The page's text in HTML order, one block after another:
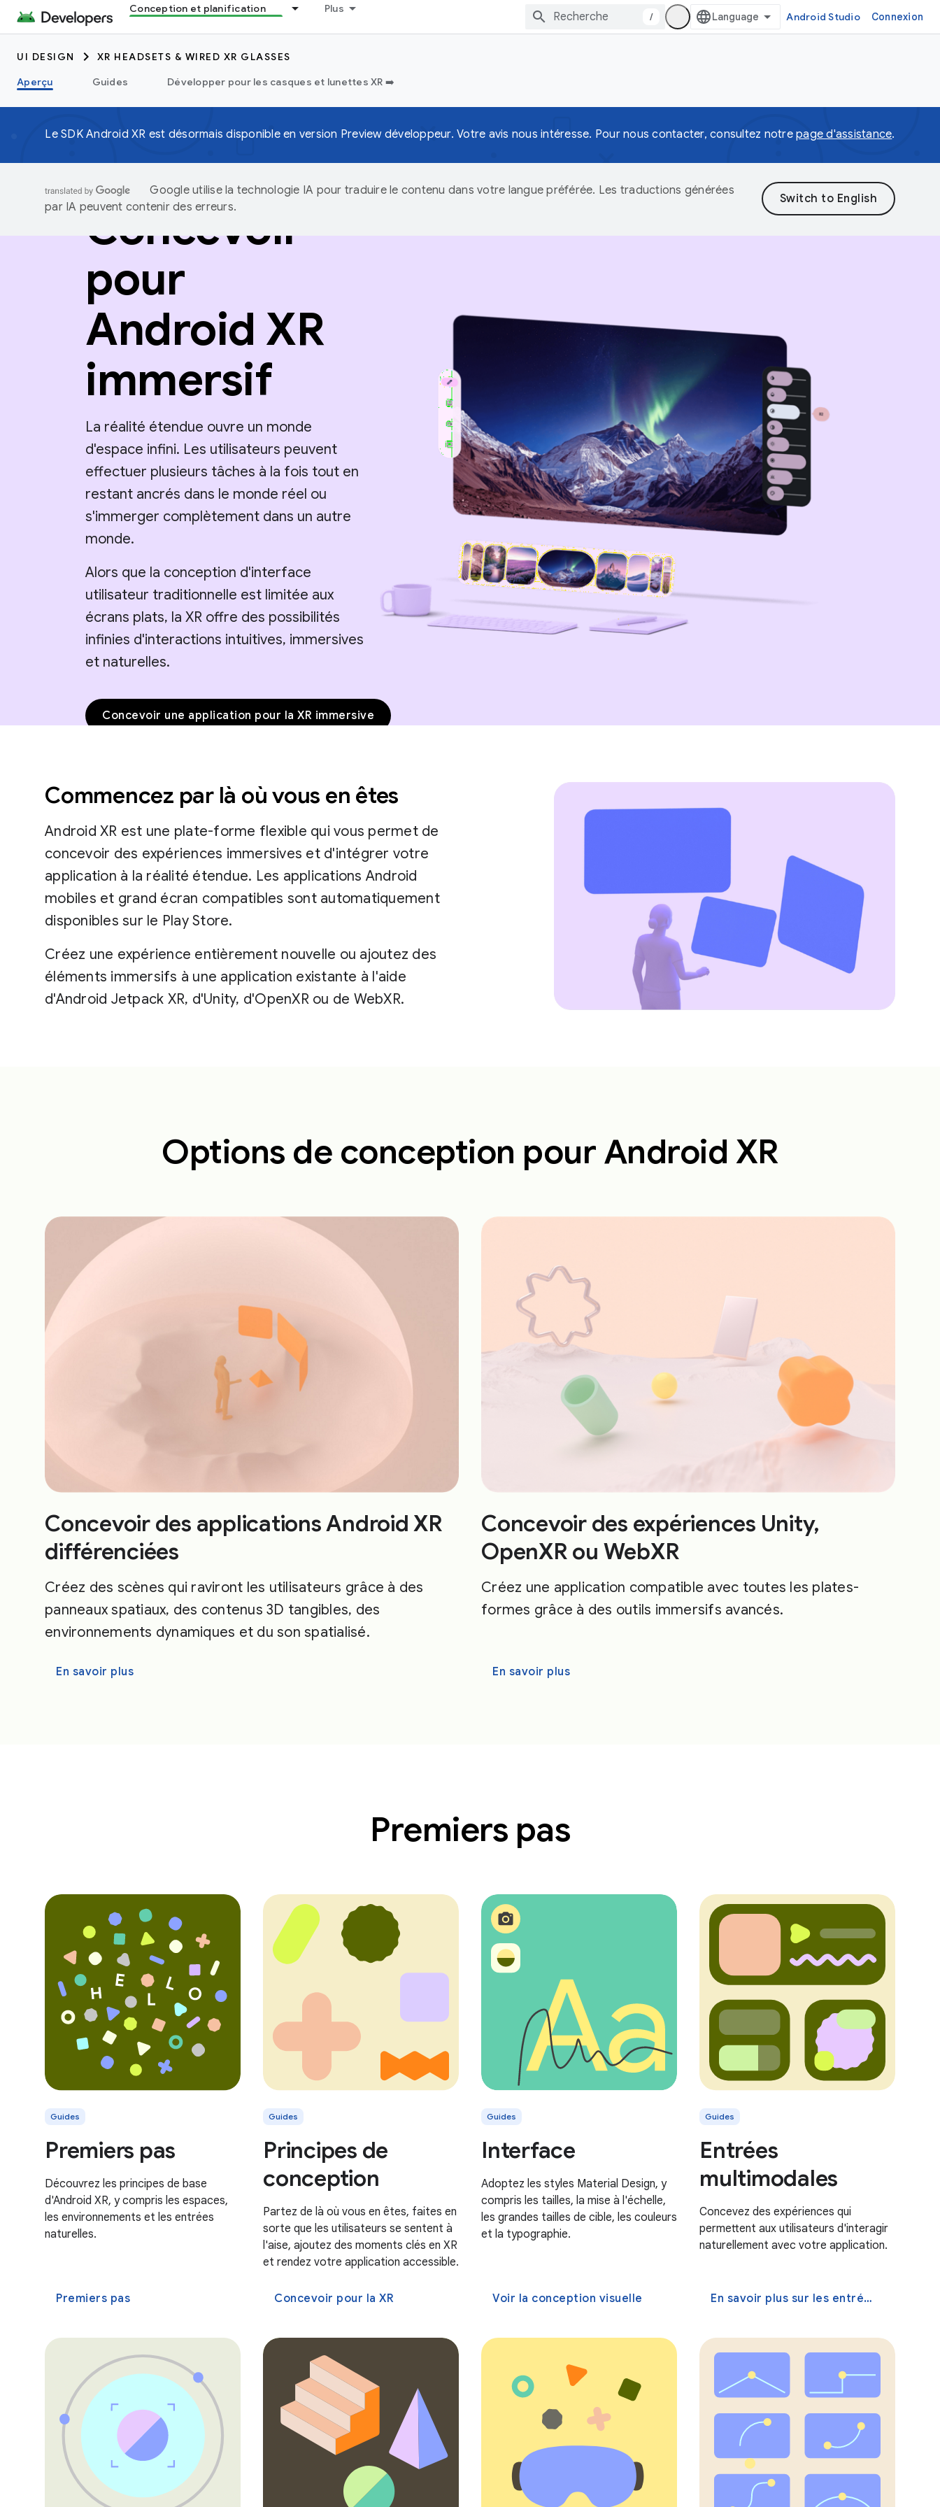
Conception et planification Plus
/ Android Studio Connexion
UI DESIGN
XR HEADSETS & WIRED XR GLASSES
Aperçu
Guides Développer pour les casques et lunettes XR ➡️
Le SDK Android XR est désormais disponible en version Preview développeur. Votre avis nous intéresse. Pour nous contacter, consultez notrepage d'assistance.
Google utilise la technologie IA pour traduire le contenu dans votre langue préférée. Les traductions générées
par IA peuvent contenir des erreurs.
Concevoir
pour
Android XR
immersif
La réalité étendue ouvre un monde
d'espace infini. Les utilisateurs peuvent
effectuer plusieurs tâches à la fois tout en
restant ancrés dans le monde réel ou
s'immerger complètement dans un autre
monde.
Alors que la conception d'interface
utilisateur traditionnelle est limitée aux
écrans plats, la XR offre des possibilités
infinies d'interactions intuitives, immersives
et naturelles.
Concevoir une application pour la XR immersive
Commencez par là où vous en êtes
Android XR est une plate-forme flexible qui vous permet de
concevoir des expériences immersives et d'intégrer votre
application à la réalité étendue. Les applications Android
mobiles et grand écran compatibles sont automatiquement
disponibles sur le Play Store.
Créez une expérience entièrement nouvelle ou ajoutez des
éléments immersifs à une application existante à l'aide
d'Android Jetpack XR, d'Unity, d'OpenXR ou de WebXR.
Options de conception pour Android XR
Concevoir des applications Android XR
différenciées
Créez des scènes qui raviront les utilisateurs grâce à des
panneaux spatiaux, des contenus 3D tangibles, des
environnements dynamiques et du son spatialisé.
En savoir plus
Concevoir des expériences Unity,
OpenXR ou WebXR
Créez une application compatible avec toutes les plates-
formes grâce à des outils immersifs avancés.
En savoir plus
Premiers pas
Guides
Premiers pas
Découvrez les principes de base
d'Android XR, y compris les espaces,
les environnements et les entrées
naturelles.
Premiers pas
Guides
Principes de
conception
Partez de là où vous en êtes, faites en
sorte que les utilisateurs se sentent à
l'aise, ajoutez des moments clés en XR
et rendez votre application accessible.
Concevoir pour la XR
Guides
Interface
Adoptez les styles Material Design, y
compris les tailles, la mise à l'échelle,
les grandes tailles de cible, les couleurs
et la typographie.
Voir la conception visuelle
Guides
Entrées
multimodales
Concevez des expériences qui
permettent aux utilisateurs d'interagir
naturellement avec votre application.
En savoir plus sur les entrées